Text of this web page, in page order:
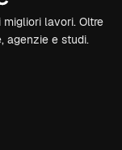
lavori. Oltre
agenzie e studi.